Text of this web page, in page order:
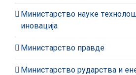
Министарство науке
иновација
Министарство правде
Министарство рударства и